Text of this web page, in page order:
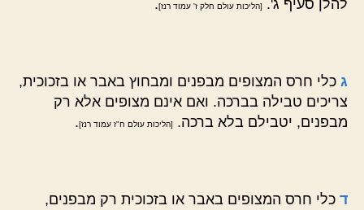
להלן סעיף ג'.
[הליכות עולם חלק ז' עמוד רנז].
ג כלי חרס המצופים מבפנים ומבחוץ באבר או בזכוכית,
צריכים טבילה בברכה. ואם אינם מצופים אלא רק
מבפנים, יטבילם בלא ברכה.
[הליכות עולם ח"ז עמוד רנז].
ד כלי חרס המצופים באבר או בזכוכית רק מבפנים,